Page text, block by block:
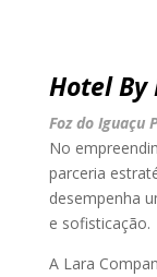
Hotel By
Foz do Iguaçu
No
parceria
desempenha
e sofisticação.
A Lara